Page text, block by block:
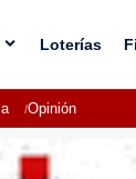
Loterías
Opinión